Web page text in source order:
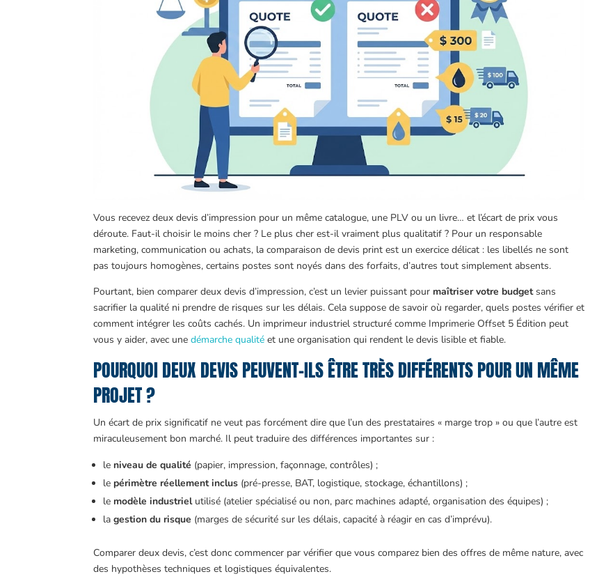
Vous recevez deux devis d’impression pour un même catalogue, une PLV ou un livre… et l’écart de prix vous
déroute. Faut-il choisir le moins cher ? Le plus cher est-il vraiment plus qualitatif ? Pour un responsable
marketing, communication ou achats, la comparaison de devis print est un exercice délicat : les libellés ne sont
pas toujours homogènes, certains postes sont noyés dans des forfaits, d’autres tout simplement absents.
Pourtant, bien comparer deux devis d’impression, c’est un levier puissant pour maîtriser votre budgetsans
sacrifier la qualité ni prendre de risques sur les délais. Cela suppose de savoir où regarder, quels postes vérifier et
comment intégrer les coûts cachés. Un imprimeur industriel structuré comme Imprimerie Offset 5 Édition peut
vous y aider, avec unedémarche qualité et une organisation qui rendent le devis lisible et fiable.
POURQUOI DEUX DEVIS PEUVENT-ILS ÊTRE TRÈS DIFFÉRENTS POUR UN MÊME
PROJET ?
Un écart de prix significatif ne veut pas forcément dire que l’un des prestataires « marge trop » ou que l’autre est
miraculeusement bon marché. Il peut traduire des différences importantes sur :
le niveau de qualité (papier, impression, façonnage, contrôles) ;
le périmètre réellement inclus (pré-presse, BAT, logistique, stockage, échantillons) ;
le modèle industrielutilisé (atelier spécialisé ou non, parc machines adapté, organisation des équipes) ;
lagestion du risque (marges de sécurité sur les délais, capacité à réagir en cas d’imprévu).
Comparer deux devis, c’est donc commencer par vérifier que vous comparez bien des offres de même nature, avec
des hypothèses techniques et logistiques équivalentes.